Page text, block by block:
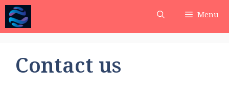
Skip
content
Menu
Contact us